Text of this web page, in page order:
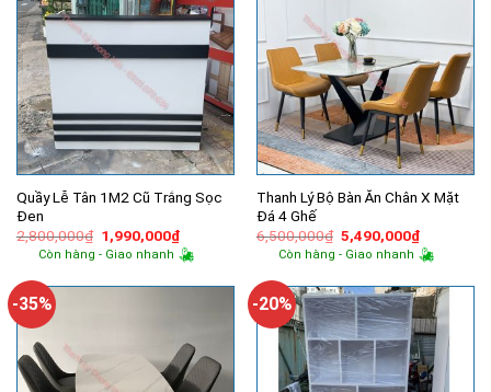
Quầy Lễ Tân 1M2 Cũ Trắng Sọc
Đen
2,800,000₫ Giá
gốc
là:
1,990,000₫Giá
hiện
tại
1,990,000₫.
Còn hàng - Giao nhanh
Thanh Lý Bộ Bàn Ăn Chân X Mặt
Đá 4 Ghế
6,500,000₫ Giá
gốc
là:
5,490,000₫Giá
hiện
tại
Còn hàng - Giao nhanh
-35% -20%